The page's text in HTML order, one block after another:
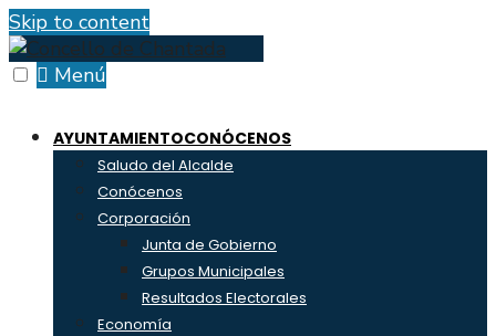
Skip to content
Menú
AYUNTAMIENTOCONÓCENOS
Saludo del Alcalde
Conócenos
Corporación
Junta de Gobierno
Grupos Municipales
Resultados Electorales
Economía